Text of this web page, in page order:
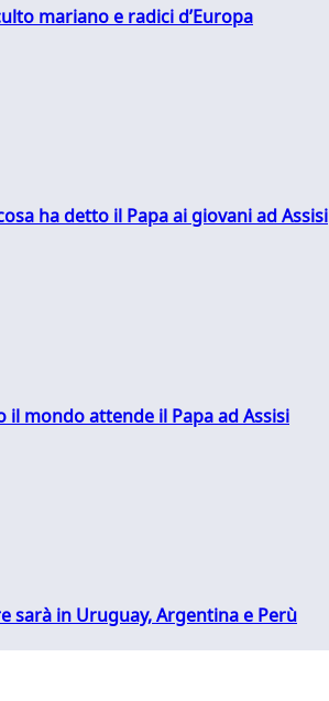
mariano e radici d’Europa
ha detto il Papa ai giovani ad Assisi
mondo attende il Papa ad Assisi
sarà in Uruguay, Argentina e Perù